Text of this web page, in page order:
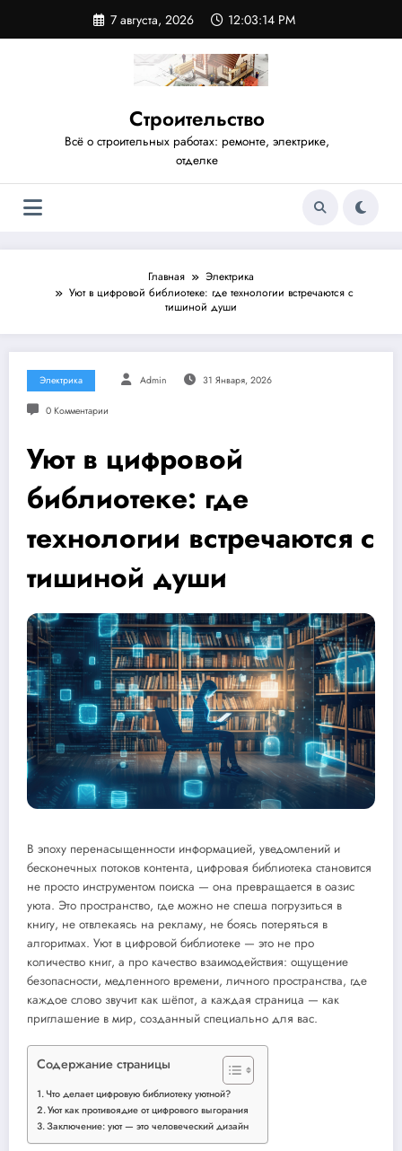
содержимому
7 августа, 2026 12:03:14 PM
Строительство
Всё о строительных работах: ремонте, электрике,
отделке
Главная
Электрика
Уют в цифровой библиотеке: где технологии встречаются с
тишиной души
Электрика Admin 31 Января, 2026
0 Комментарии
Уют в цифровой
библиотеке: где
технологии встречаются с
тишиной души
В эпоху перенасыщенности информацией, уведомлений и
бесконечных потоков контента, цифровая библиотека становится
не просто инструментом поиска — она превращается в оазис
уюта. Это пространство, где можно не спеша погрузиться в
книгу, не отвлекаясь на рекламу, не боясь потеряться в
алгоритмах. Уют в цифровой библиотеке — это не про
количество книг, а про качество взаимодействия: ощущение
безопасности, медленного времени, личного пространства, где
каждое слово звучит как шёпот, а каждая страница — как
приглашение в мир, созданный специально для вас.
Содержание страницы
Что делает цифровую библиотеку уютной?
Уют как противоядие от цифрового выгорания
Заключение: уют — это человеческий дизайн